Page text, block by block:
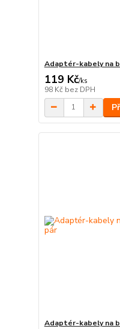
Adaptér-kabely na
119 Kč/ks
98 Kč bez DPH
Adaptér-kabely na